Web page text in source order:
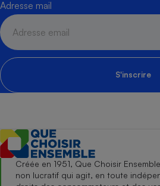
Adresse mail
S'inscrire
Créée en 1951, Que Choisir
non lucratif qui agit, en toute